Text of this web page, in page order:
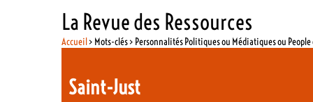
La Revue des Ressources
Accueil> Mots-clés > Personnalités Politiques ou Médiatiques ou
Saint-Just